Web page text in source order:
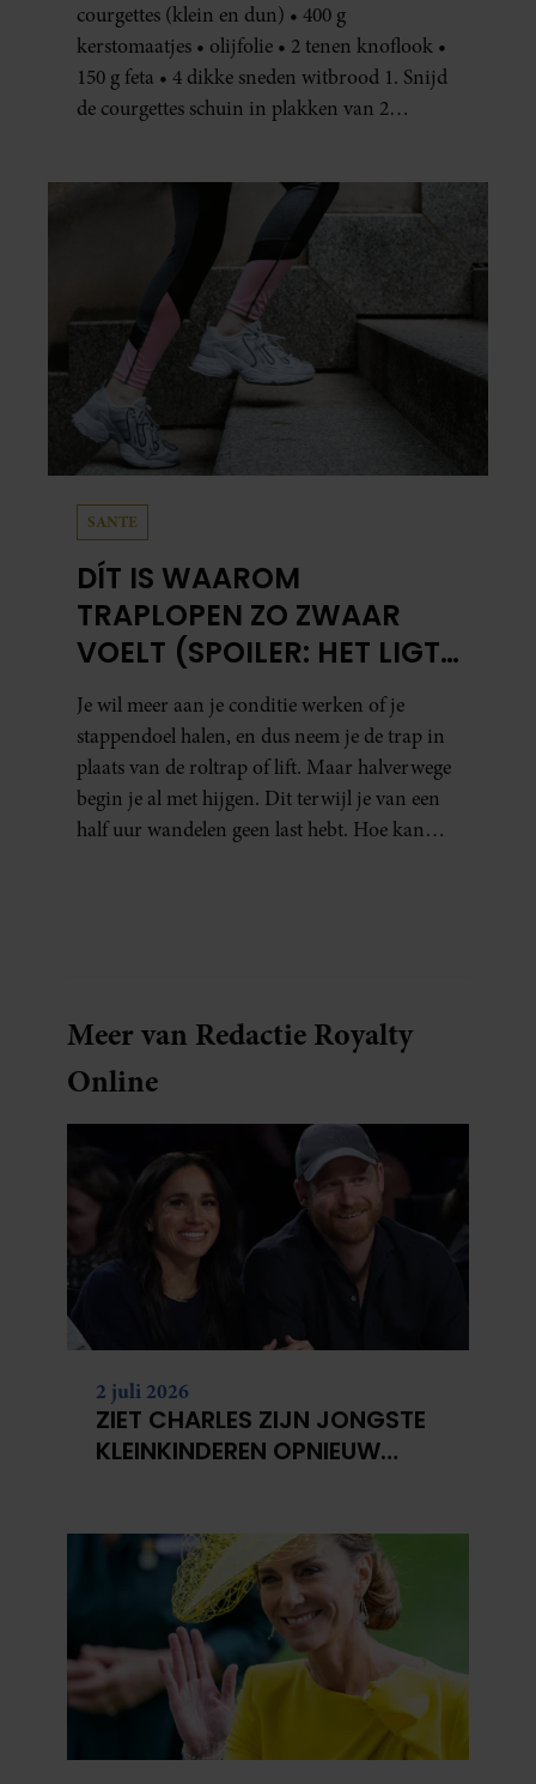
courgettes (klein en dun) • 400 g
kerstomaatjes • olijfolie • 2 tenen knoflook •
150 g feta • 4 dikke sneden witbrood 1. Snijd
de courgettes schuin in plakken van 2
SANTE
DÍT IS WAAROM
TRAPLOPEN ZO ZWAAR
VOELT (SPOILER: HET LIGT
NIET AAN JE CONDITIE)
Je wil meer aan je conditie werken of je
stappendoel halen, en dus neem je de trap in
plaats van de roltrap of lift. Maar halverwege
begin je al met hijgen. Dit terwijl je van een
half uur wandelen geen last hebt. Hoe kan
Meer van Redactie Royalty
Online
2 juli 2026
ZIET CHARLES ZIJN JONGSTE
KLEINKINDEREN OPNIEUW